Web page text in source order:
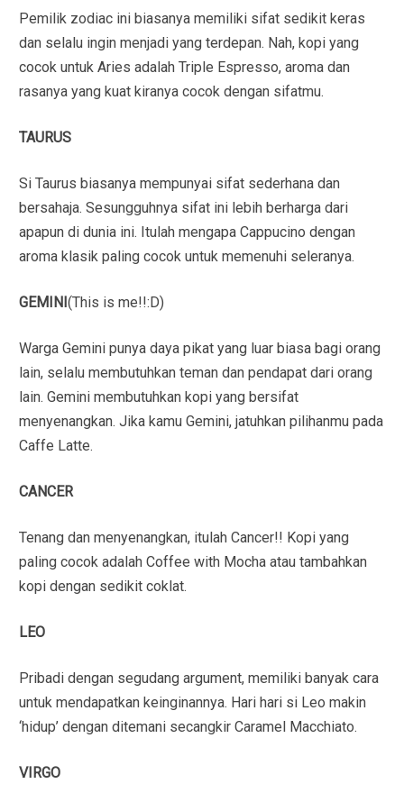
Pemilik zodiac ini biasanya memiliki sifat sedikit keras
dan selalu ingin menjadi yang terdepan. Nah, kopi yang
cocok untuk Aries adalah Triple Espresso, aroma dan
rasanya yang kuat kiranya cocok dengan sifatmu.
TAURUS
Si Taurus biasanya mempunyai sifat sederhana dan
bersahaja. Sesungguhnya sifat ini lebih berharga dari
apapun di dunia ini. Itulah mengapa Cappucino dengan
aroma klasik paling cocok untuk memenuhi seleranya.
GEMINI(This is me!!:D)
Warga Gemini punya daya pikat yang luar biasa bagi orang
lain, selalu membutuhkan teman dan pendapat dari orang
lain. Gemini membutuhkan kopi yang bersifat
menyenangkan. Jika kamu Gemini, jatuhkan pilihanmu pada
Caffe Latte.
CANCER
Tenang dan menyenangkan, itulah Cancer!! Kopi yang
paling cocok adalah Coffee with Mocha atau tambahkan
kopi dengan sedikit coklat.
LEO
Pribadi dengan segudang argument, memiliki banyak cara
untuk mendapatkan keinginannya. Hari hari si Leo makin
‘hidup’ dengan ditemani secangkir Caramel Macchiato.
VIRGO